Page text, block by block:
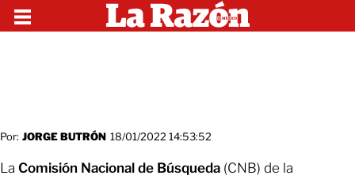
Por: JORGE BUTRÓN 18/01/2022 14:53:52
La Comisión Nacional de Búsqueda (CNB) de la